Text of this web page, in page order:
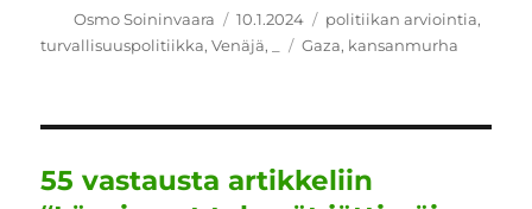
c
e
o
o
it
te
ai
l
k
e
I
n
at
s
p
p
e
g
a
m
a
re
Kirjoittaja
Osmo Soininvaara Julkaistu
10.1.2024 Kategoriat
politiikan arviointia,
turvallisuuspolitiikka,Venäjä, Avainsanat
Gaza, kansanmurha
55 vastausta artikkeliin